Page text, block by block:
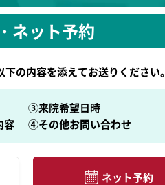
ネット予約
の内容を添えてお送りください。
容
③来院希望日時
④その他お問い合わせ
ネット予約